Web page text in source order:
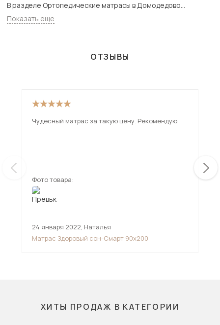
В разделе Ортопедические матрасы в Домодедово
представлен широкий ассортимент товаров с доставкой в
Москве и Подмосковью, включая Домодедово. Всего
Показать еще
ОТЗЫВЫ
Чудесный матрас за такую цену. Рекомендую.
Фото товара:
24 января 2022, Наталья
Матрас Здоровый сон-Смарт 90х200
ХИТЫ ПРОДАЖ В КАТЕГОРИИ